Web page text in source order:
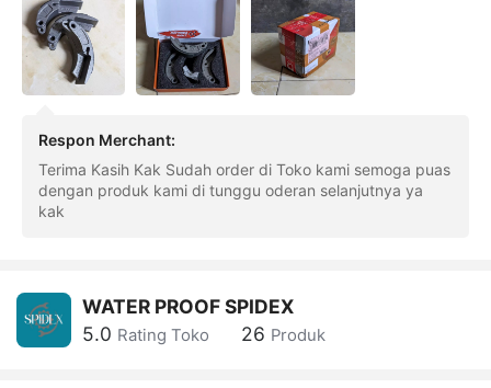
Respon Merchant:
Terima Kasih Kak Sudah order di Toko kami semoga puas
dengan produk kami di tunggu oderan selanjutnya ya
kak
WATER PROOF SPIDEX
5.0 Rating Toko 26 Produk